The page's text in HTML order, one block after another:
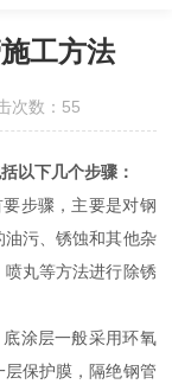
工方法
次数：55
以下几个步骤：
步骤，主要是对钢
污、锈蚀和其他杂
丸等方法进行除锈
涂层一般采用环氧
保护膜，隔绝钢管